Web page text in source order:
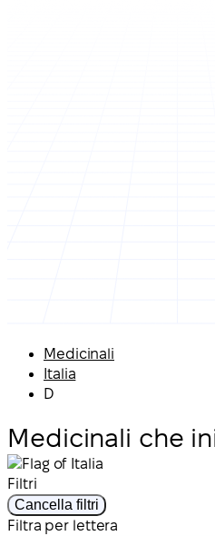
Medicinali
Italia
D
Medicinali che
Filtri
Cancella filtri
Filtra per lettera